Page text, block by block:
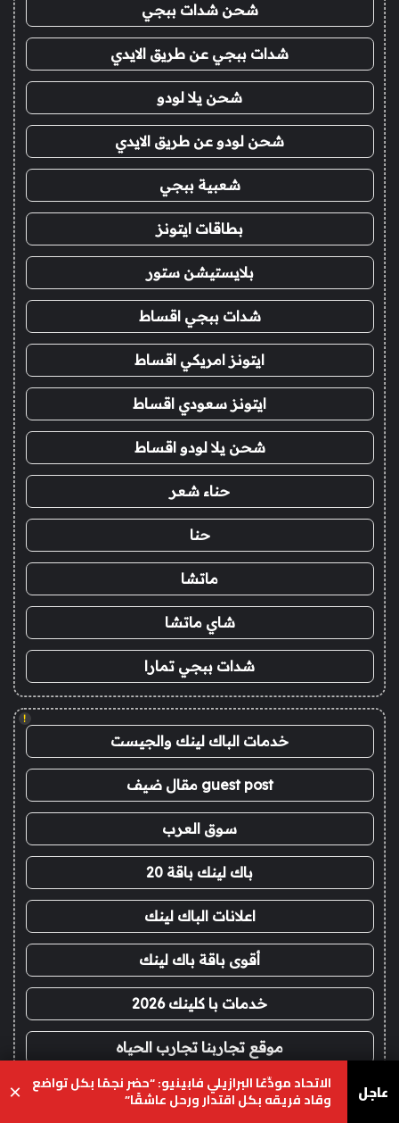
شحن شدات ببجي
شدات ببجي عن طريق الايدي
شحن يلا لودو
شحن لودو عن طريق الايدي
شعبية ببجي
بطاقات ايتونز
بلايستيشن ستور
شدات ببجي اقساط
ايتونز امريكي اقساط
ايتونز سعودي اقساط
شحن يلا لودو اقساط
حناء شعر
حنا
ماتشا
شاي ماتشا
شدات ببجي تمارا
!
خدمات الباك لينك والجيست
guest post مقال ضيف
سوق العرب
باك لينك باقة 20
اعلانات الباك لينك
أقوى باقة باك لينك
خدمات با كلينك 2026
موقع تجاربنا تجارب الحياه
ديوان العرب
عاجل الاتحاد مودِّعًا البرازيلي فابينيو: “حضر نجمًا بكل تواضع
وقاد فريقه بكل اقتدار ورحل عاشقًا” ×